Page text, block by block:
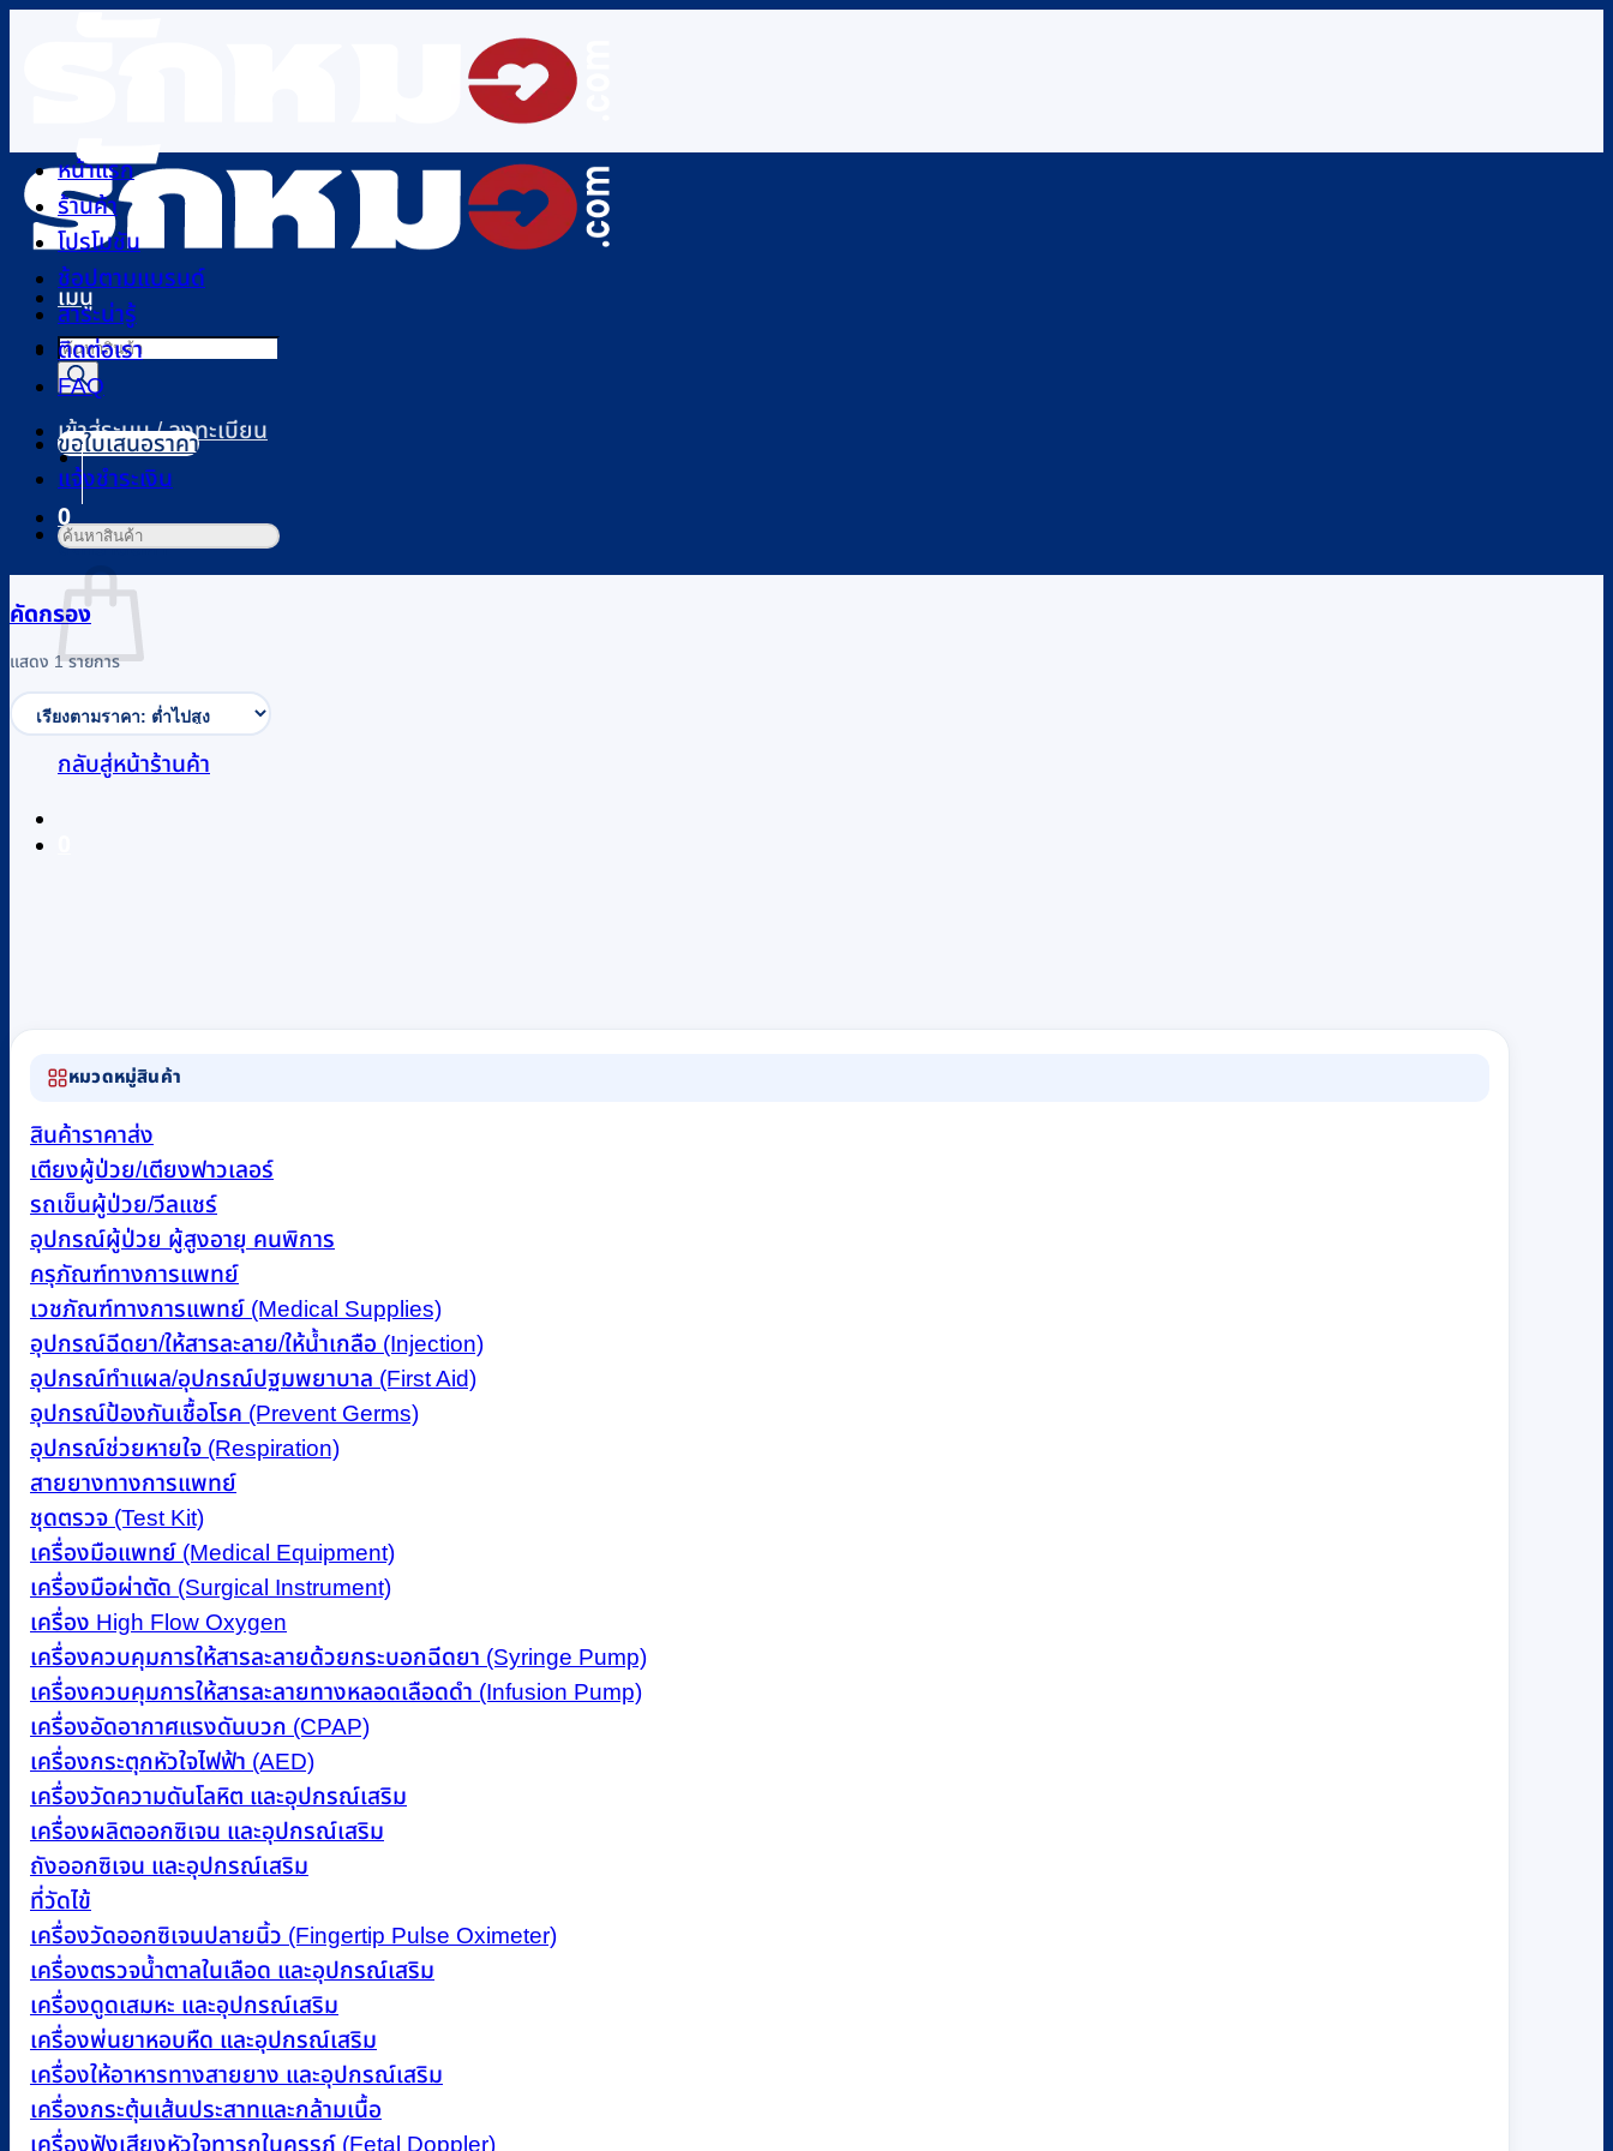
เมนู
Products
search
เข้าสู่ระบบ / ลงทะเบียน
0
ตะกร้าสินค้า
ไม่มีสินค้าในตะกร้า
กลับสู่หน้าร้านค้า
หน้าแรก
ร้านค้า
โปรโมชัน
ช้อปตามแบรนด์
สาระน่ารู้
ติดต่อเรา
FAQ
ขอใบเสนอราคา
แจ้งชำระเงิน
ค้นหา:
คัดกรอง
แสดง 1 รายการ
หมวดหมู่สินค้า
สินค้าราคาส่ง
เตียงผู้ป่วย/เตียงฟาวเลอร์
รถเข็นผู้ป่วย/วีลแชร์
อุปกรณ์ผู้ป่วย ผู้สูงอายุ คนพิการ
ครุภัณฑ์ทางการแพทย์
เวชภัณฑ์ทางการแพทย์ (Medical Supplies)
อุปกรณ์ฉีดยา/ให้สารละลาย/ให้น้ำเกลือ (Injection)
อุปกรณ์ทำแผล/อุปกรณ์ปฐมพยาบาล (First Aid)
อุปกรณ์ป้องกันเชื้อโรค (Prevent Germs)
อุปกรณ์ช่วยหายใจ (Respiration)
สายยางทางการแพทย์
ชุดตรวจ (Test Kit)
เครื่องมือแพทย์ (Medical Equipment)
เครื่องมือผ่าตัด (Surgical Instrument)
เครื่อง High Flow Oxygen
เครื่องควบคุมการให้สารละลายด้วยกระบอกฉีดยา (Syringe Pump)
เครื่องควบคุมการให้สารละลายทางหลอดเลือดดำ (Infusion Pump)
เครื่องอัดอากาศแรงดันบวก (CPAP)
เครื่องกระตุกหัวใจไฟฟ้า (AED)
เครื่องวัดความดันโลหิต และอุปกรณ์เสริม
เครื่องผลิตออกซิเจน และอุปกรณ์เสริม
ถังออกซิเจน และอุปกรณ์เสริม
ที่วัดไข้
เครื่องวัดออกซิเจนปลายนิ้ว (Fingertip Pulse Oximeter)
เครื่องตรวจน้ำตาลในเลือด และอุปกรณ์เสริม
เครื่องดูดเสมหะ และอุปกรณ์เสริม
เครื่องพ่นยาหอบหืด และอุปกรณ์เสริม
เครื่องให้อาหารทางสายยาง และอุปกรณ์เสริม
เครื่องกระตุ้นเส้นประสาทและกล้ามเนื้อ
เครื่องฟังเสียงหัวใจทารกในครรภ์ (Fetal Doppler)